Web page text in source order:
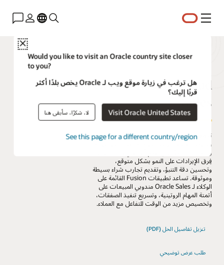
القائمة
Close
Would you like to visit an Oracle country site closer
to you?
هل ترغب في زيارة موقع ويب لـ Oracle يخص بلدًا أكثر
قربًا إليك؟
Visit Oracle United States لا، شكرًا، سأبقى هنا
See this page for a different country/region
Oracle Fusion Cloud
Sales
تجمع Oracle Fusion Cloud Sales المبيعات
وعروض الأسعار والشراء وإدارة الطلبات والفوترة
والتجديدات معًا على نظام أساسي واحد. يساعد
فِرق الإيرادات على النمو بشكل متوقع،
وتحسين دقة التنبؤ، وتقديم تجارب شراء بسيطة
وموثوقة. تساعد تطبيقات Fusion القائمة على
الوكلاء لـ Oracle Sales مندوبي المبيعات على
أتمتة المهام الروتينية، وتسريع تنفيذ الصفقات،
وتخصيص مزيد من الوقت للتفاعل مع العملاء.
تنزيل تفاصيل الحل (PDF)
طلب عرض توضيحي